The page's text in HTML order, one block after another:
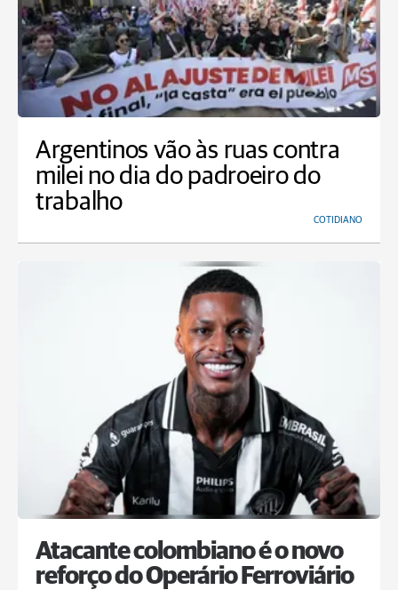
Argentinos vão às ruas contra
milei no dia do padroeiro do
trabalho
COTIDIANO
Atacante colombiano é o novo
reforço do Operário Ferroviário